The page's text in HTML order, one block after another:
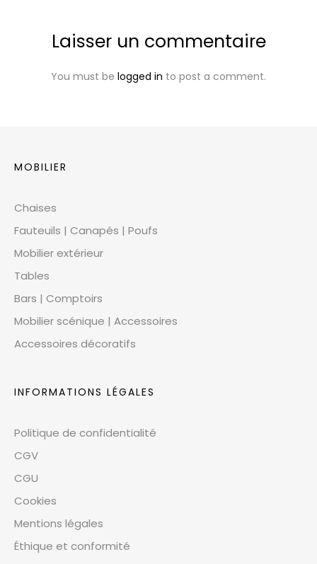
Laisser un commentaire
You must be logged in to post a comment.
MOBILIER
Chaises
Fauteuils | Canapés | Poufs
Mobilier extérieur
Tables
Bars | Comptoirs
Mobilier scénique | Accessoires
Accessoires décoratifs
INFORMATIONS LÉGALES
Politique de confidentialité
CGV
CGU
Cookies
Mentions légales
Éthique et conformité